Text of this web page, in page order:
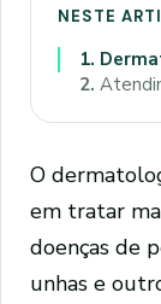
NESTE
1.
2.
O
em tratar
doenças de
unhas e